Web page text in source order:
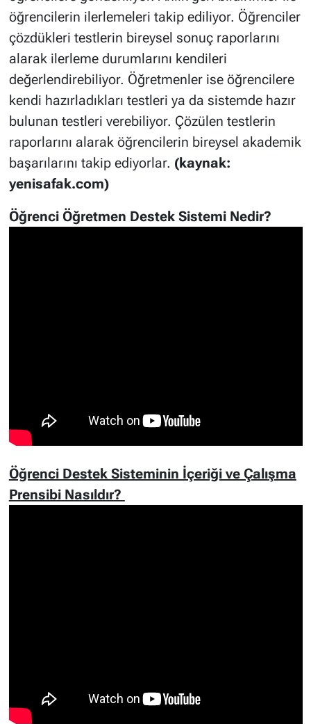
öğrencilerin ilerlemeleri takip ediliyor. Öğrenciler
çözdükleri testlerin bireysel sonuç raporlarını
alarak ilerleme durumlarını kendileri
değerlendirebiliyor. Öğretmenler ise öğrencilere
kendi hazırladıkları testleri ya da sistemde hazır
bulunan testleri verebiliyor. Çözülen testlerin
raporlarını alarak öğrencilerin bireysel akademik
başarılarını takip ediyorlar. (kaynak:
yenisafak.com)
Öğrenci Öğretmen Destek Sistemi Nedir?
Öğrenci Destek Sisteminin İçeriği ve Çalışma
Prensibi Nasıldır?